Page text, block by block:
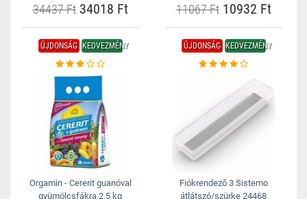
34437 Ft34018 Ft 11067 Ft10932 Ft
ÚJDONSÁG KEDVEZMÉNY
Orgamin - Cererit guanóval
gyümölcsfákra 2,5 kg
ÚJDONSÁG KEDVEZMÉNY
Fiókrendező 3 Sistemo
átlátszó/szürke 24468